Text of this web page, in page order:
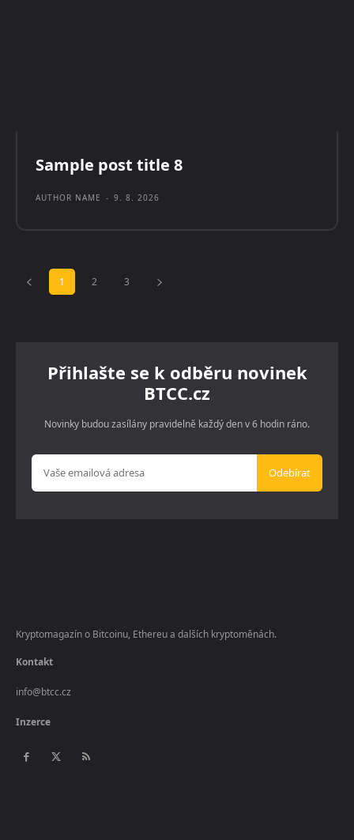
Sample post title 8
AUTHOR NAME - 9. 8. 2026
1 2 3
Přihlašte se k odběru novinek
BTCC.cz
Novinky budou zasílány pravidelně každý den v 6 hodin ráno.
Odebírat
Kryptomagazín o Bitcoinu, Ethereu a dalších kryptoměnách.
Kontakt
info@btcc.cz
Inzerce